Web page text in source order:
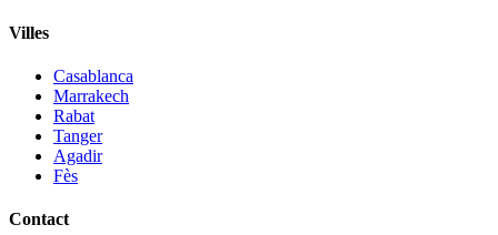
Villes
Casablanca
Marrakech
Rabat
Tanger
Agadir
Fès
Contact